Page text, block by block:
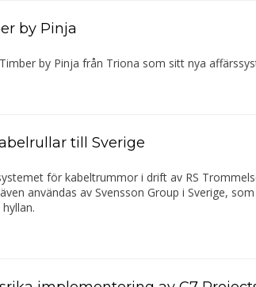
by Pinja
by Pinja från Triona som sitt nya
till Sverige
för kabeltrummor i drift av RS
användas av Svensson Group i Sverige,